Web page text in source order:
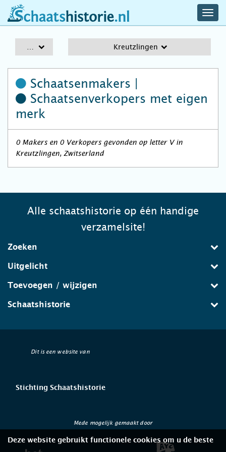
schaatshistorie.nl
Kreutzlingen
Schaatsenmakers |
Schaatsenverkopers met eigen
merk
0 Makers en 0 Verkopers gevonden op letter V in
Kreutzlingen, Zwitserland
Alle schaatshistorie op één handige
verzamelsite!
Zoeken
Uitgelicht
Toevoegen / wijzigen
Schaatshistorie
Dit is een website van
Stichting Schaatshistorie
Mede mogelijk gemaakt door
Deze website gebruikt functionele cookies om u de beste